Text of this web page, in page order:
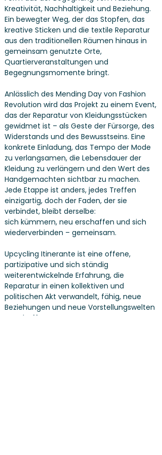
Kreativität, Nachhaltigkeit und Beziehung.
Ein bewegter Weg, der das Stopfen, das
kreative Sticken und die textile Reparatur
aus den traditionellen Räumen hinaus in
gemeinsam genutzte Orte,
Quartierveranstaltungen und
Begegnungsmomente bringt.
Anlässlich des Mending Day von Fashion
Revolution wird das Projekt zu einem Event,
das der Reparatur von Kleidungsstücken
gewidmet ist – als Geste der Fürsorge, des
Widerstands und des Bewusstseins. Eine
konkrete Einladung, das Tempo der Mode
zu verlangsamen, die Lebensdauer der
Kleidung zu verlängern und den Wert des
Handgemachten sichtbar zu machen.
Jede Etappe ist anders, jedes Treffen
einzigartig, doch der Faden, der sie
verbindet, bleibt derselbe:
sich kümmern, neu erschaffen und sich
wiederverbinden – gemeinsam.
Upcycling Itinerante ist eine offene,
partizipative und sich ständig
weiterentwickelnde Erfahrung, die
Reparatur in einen kollektiven und
politischen Akt verwandelt, fähig, neue
Beziehungen und neue Vorstellungswelten
zu schaffen.